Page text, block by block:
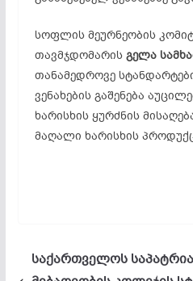
სოფლის მეურნეობის
თავმჯდომარის გელა
თანამედროვე
ვენახების გაშენება
ხარისხის ყურძნის
მაღალი ხარისხის
საქართველოს